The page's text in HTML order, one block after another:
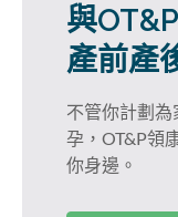
與
產前產
不管你計劃
孕，OT&P領
你身邊。